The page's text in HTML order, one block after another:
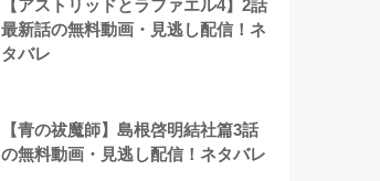
【アストリッドとラファエル4】2話
最新話の無料動画・見逃し配信！ネ
タバレ
【青の祓魔師】島根啓明結社篇3話
の無料動画・見逃し配信！ネタバレ